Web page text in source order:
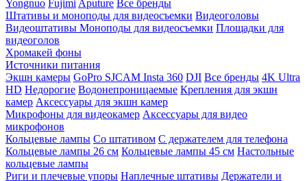
Yongnuo Fujimi Aputure Все бренды
Штативы и моноподы для видеосъемки Видеоголовы
Видеоштативы Моноподы для видеосъемки Площадки для
видеоголов
Хромакей фоны
Источники питания
Экшн камеры GoPro SJCAM Insta 360 DJI Все бренды 4K Ultra
HD Недорогие Водонепроницаемые Крепления для экшн
камер Аксессуары для экшн камер
Микрофоны для видеокамер Аксессуары для видео
микрофонов
Кольцевые лампы Со штативом C держателем для телефона
Кольцевые лампы 26 см Кольцевые лампы 45 см Настольные
кольцевые лампы
Риги и плечевые упоры Наплечные штативы Держатели и